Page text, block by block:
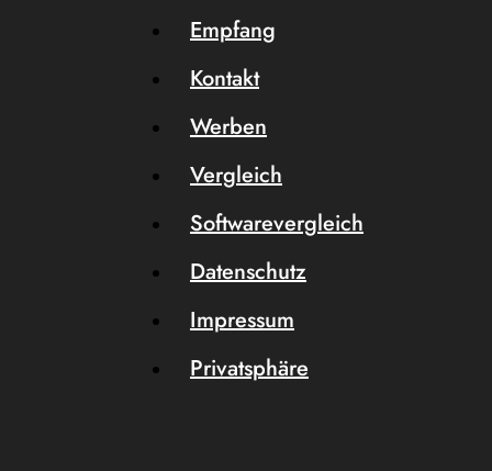
Empfang
Kontakt
Werben
Vergleich
Softwarevergleich
Datenschutz
Impressum
Privatsphäre